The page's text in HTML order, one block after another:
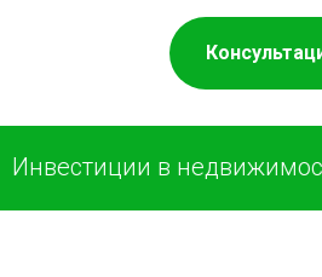
в недвижимость